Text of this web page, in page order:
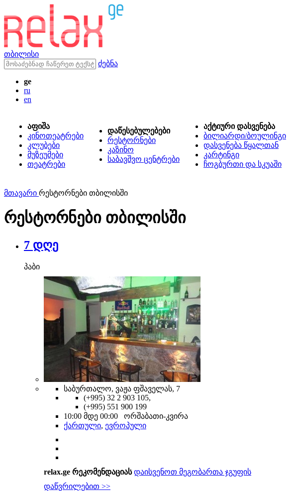
თბილისი
ძებნა
ge
ru
en
აფიშა
კინოთეატრები
კლუბები
მუზეუმები
თეატრები
დაწესებულებები
რესტორნები
კაზინო
საბავშვო ცენტრები
აქტიური დასვენება
ბილიარდი/ბოულინგი
დასვენება წყალთან
კარტინგი
ჩოგბურთი და სკუაში
მთავარი რესტორნები თბილისში
რესტორნები თბილისში
7 დღე
პაბი
საბურთალო, ვაჟა ფშაველას, 7
(+995) 32 2 903 105,
(+995) 551 900 199
10:00 მდე 00:00 ორშაბათი-კვირა
ქართული, ევროპული
relax.ge რეკომენდაციას დაისვენოთ მეგობართა ჯგუფის
დაწვრილებით >>